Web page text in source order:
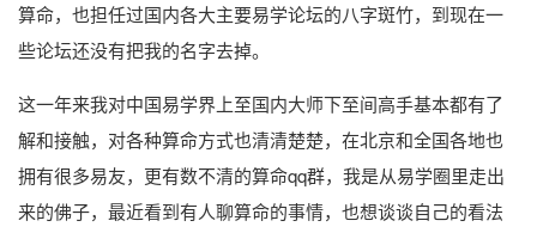
算命，也担任过国内各大主要易学论坛的八字斑竹，到现在一
些论坛还没有把我的名字去掉。
这一年来我对中国易学界上至国内大师下至间高手基本都有了
解和接触，对各种算命方式也清清楚楚，在北京和全国各地也
拥有很多易友，更有数不清的算命qq群，我是从易学圈里走出
来的佛子，最近看到有人聊算命的事情，也想谈谈自己的看法